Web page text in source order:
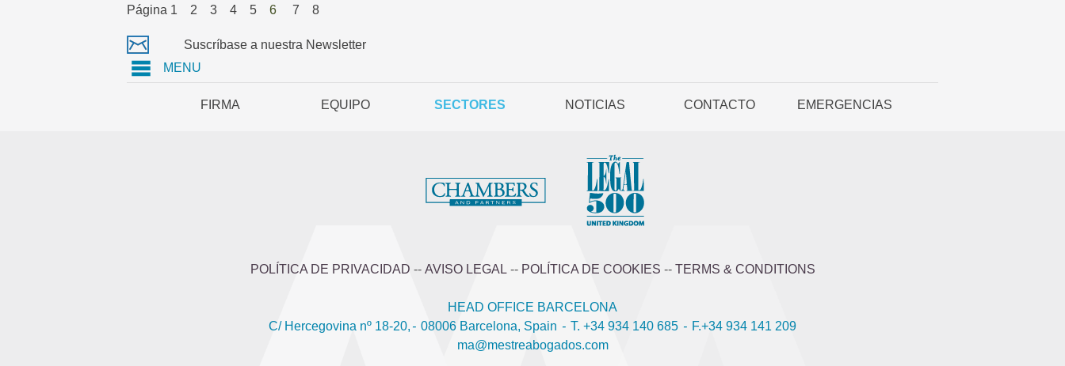
Página 1 2 3 4 5 6 7 8
Suscríbase a nuestra Newsletter
MENU
FIRMA EQUIPO SECTORES NOTICIAS CONTACTO EMERGENCIAS
POLÍTICA DE PRIVACIDAD -- AVISO LEGAL -- POLÍTICA DE COOKIES -- TERMS & CONDITIONS
HEAD OFFICE BARCELONA
C/ Hercegovina nº 18-20, - 08006 Barcelona, Spain - T. +34 934 140 685 - F.+34 934 141 209
ma@mestreabogados.com